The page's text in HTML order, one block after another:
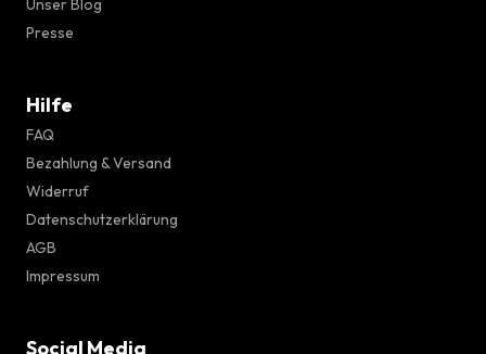
Unser Blog
Presse
Hilfe
FAQ
Bezahlung & Versand
Widerruf
Datenschutzerklärung
AGB
Impressum
Social Media